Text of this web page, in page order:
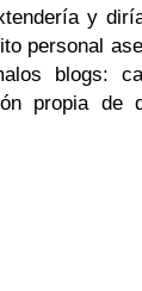
y
personal
blogs:
propia de